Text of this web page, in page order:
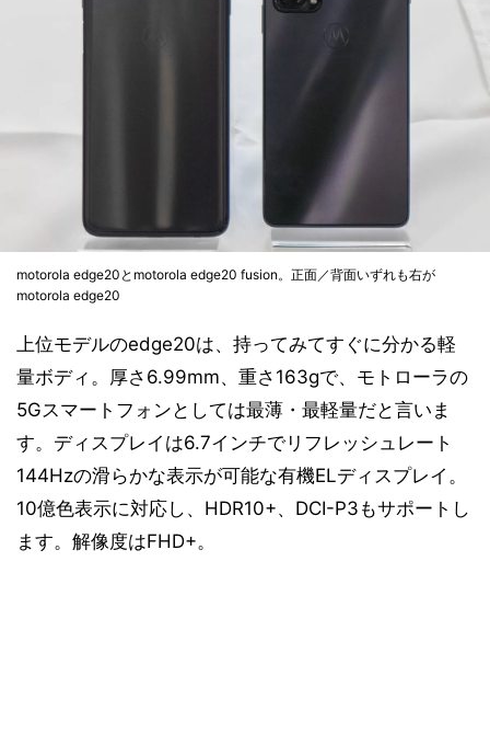
motorola edge20とmotorola edge20 fusion。正面／背面いずれも右が
motorola edge20
上位モデルのedge20は、持ってみてすぐに分かる軽
量ボディ。厚さ6.99mm、重さ163gで、モトローラの
5Gスマートフォンとしては最薄・最軽量だと言いま
す。ディスプレイは6.7インチでリフレッシュレート
144Hzの滑らかな表示が可能な有機ELディスプレイ。
10億色表示に対応し、HDR10+、DCI-P3もサポートし
ます。解像度はFHD+。